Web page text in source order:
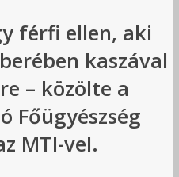
férfi ellen, aki
kaszával
– közölte a
Főügyészség
MTI-vel.